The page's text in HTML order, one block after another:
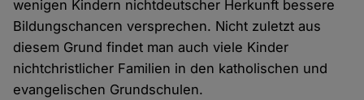
wenigen Kindern nichtdeutscher Herkunft bessere
Bildungschancen versprechen. Nicht zuletzt aus
diesem Grund findet man auch viele Kinder
nichtchristlicher Familien in den katholischen und
evangelischen Grundschulen.